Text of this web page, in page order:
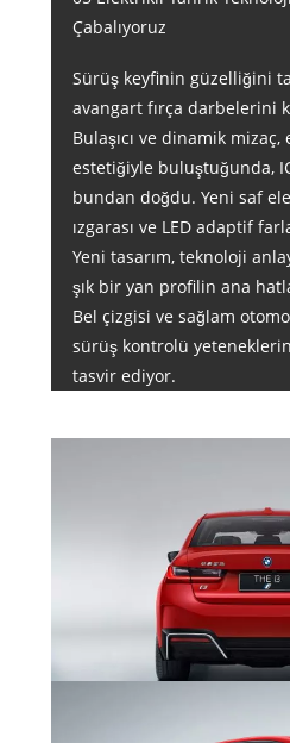
Çabalıyoruz
Sürüş keyfinin güzelliğini
avangart fırça darbelerini
Bulaşıcı ve dinamik
estetiğiyle buluştuğunda,
bundan doğdu. Yeni saf
ızgarası ve LED adaptif
Yeni tasarım, teknoloji
şık bir yan profilin ana
Bel çizgisi ve sağlam
sürüş kontrolü
tasvir ediyor.